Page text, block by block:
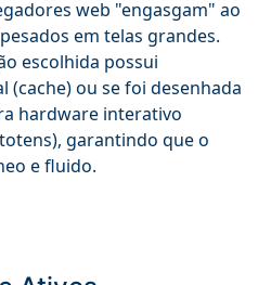
web "engasgam" ao
em telas grandes.
escolhida possui
(cache) ou se foi desenhada
hardware interativo
garantindo que o
e fluido.